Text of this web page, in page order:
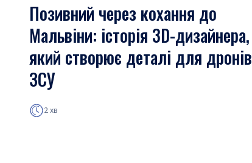
Позивний через кохання до
Мальвіни: історія 3D-дизайнера,
який створює деталі для дронів
ЗСУ
2 хв